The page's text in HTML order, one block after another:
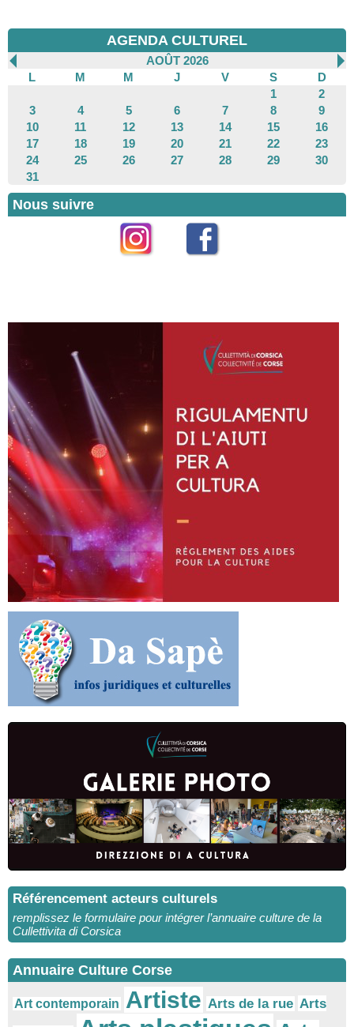
AGENDA CULTUREL
AOÛT 2026
L
M M J V S
D
1
2
3
4 5 6 7 8
9
10
11 12 13 14 15
16
17
18 19 20 21 22
23
24
25 26 27 28 29
30
31
Nous suivre
Référencement acteurs culturels
remplissez le formulaire pour intégrer l’annuaire culture de la
Cullettivita di Corsica
Annuaire Culture Corse
Art contemporain Artiste Arts de la rue Arts